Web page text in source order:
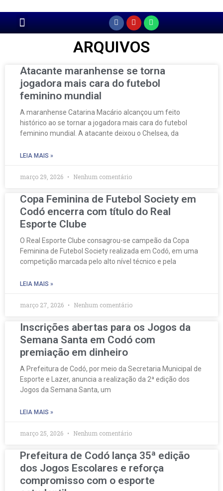
ARQUIVOS
Atacante maranhense se torna
jogadora mais cara do futebol
feminino mundial
A maranhense Catarina Macário alcançou um feito
histórico ao se tornar a jogadora mais cara do futebol
feminino mundial. A atacante deixou o Chelsea, da
LEIA MAIS »
março 29, 2026 Nenhum comentário
Copa Feminina de Futebol Society em
Codó encerra com título do Real
Esporte Clube
O Real Esporte Clube consagrou-se campeão da Copa
Feminina de Futebol Society realizada em Codó, em uma
competição marcada pelo alto nível técnico e pela
LEIA MAIS »
março 27, 2026 Nenhum comentário
Inscrições abertas para os Jogos da
Semana Santa em Codó com
premiação em dinheiro
A Prefeitura de Codó, por meio da Secretaria Municipal de
Esporte e Lazer, anuncia a realização da 2ª edição dos
Jogos da Semana Santa, um
LEIA MAIS »
março 25, 2026 Nenhum comentário
Prefeitura de Codó lança 35ª edição
dos Jogos Escolares e reforça
compromisso com o esporte